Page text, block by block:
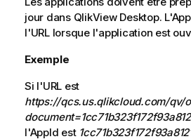
jour dans QlikView Desktop.
l'URL lorsque l'application est
Exemple
Si l'URL est
https://qcs.us.qlikcloud.com/qv/
l'AppId est